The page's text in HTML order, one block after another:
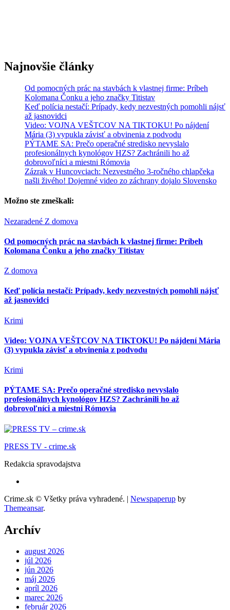
Najnovšie články
Od pomocných prác na stavbách k vlastnej firme: Príbeh
Kolomana Čonku a jeho značky Titistav
Keď polícia nestačí: Prípady, kedy nezvestných pomohli nájsť
až jasnovidci
Video: VOJNA VEŠTCOV NA TIKTOKU! Po nájdení
Mária (3) vypukla závisť a obvinenia z podvodu
PÝTAME SA: Prečo operačné stredisko nevyslalo
profesionálnych kynológov HZS? Zachránili ho až
dobrovoľníci a miestni Rómovia
Zázrak v Huncovciach: Nezvestného 3-ročného chlapčeka
našli živého! Dojemné video zo záchrany dojalo Slovensko
Možno ste zmeškali:
Nezaradené Z domova
Od pomocných prác na stavbách k vlastnej firme: Príbeh
Kolomana Čonku a jeho značky Titistav
Z domova
Keď polícia nestačí: Prípady, kedy nezvestných pomohli nájsť
až jasnovidci
Krimi
Video: VOJNA VEŠTCOV NA TIKTOKU! Po nájdení Mária
(3) vypukla závisť a obvinenia z podvodu
Krimi
PÝTAME SA: Prečo operačné stredisko nevyslalo
profesionálnych kynológov HZS? Zachránili ho až
dobrovoľníci a miestni Rómovia
PRESS TV - crime.sk
Redakcia spravodajstva
Crime.sk © Všetky práva vyhradené. | Newspaperup by
Themeansar.
Archív
august 2026
júl 2026
jún 2026
máj 2026
apríl 2026
marec 2026
február 2026